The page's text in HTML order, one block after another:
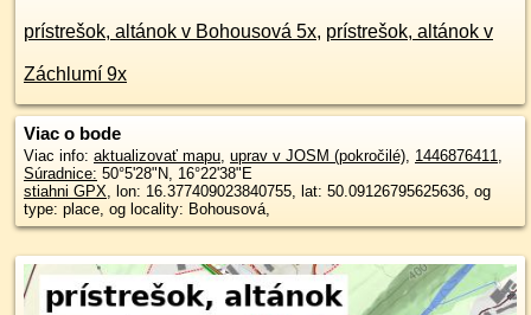
prístrešok, altánok v Bohousová 5x, prístrešok, altánok v
Záchlumí 9x
Viac o bode
Viac info: aktualizovať mapu, uprav v JOSM (pokročilé), 1446876411,
Súradnice: 50°5'28"N, 16°22'38"E
stiahni GPX, lon: 16.377409023840755, lat: 50.09126795625636, og
type: place, og locality: Bohousová,